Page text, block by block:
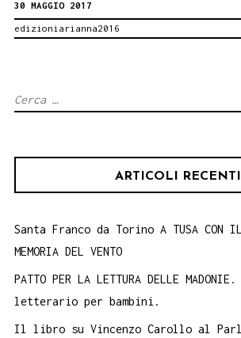
30 MAGGIO 2017
edizioniarianna2016
Ricerca
ARTICOLI RECENTI
Santa Franco da Torino A TUSA CON IL
MEMORIA DEL VENTO
PATTO PER LA LETTURA DELLE
letterario per bambini.
Il libro su Vincenzo Carollo al